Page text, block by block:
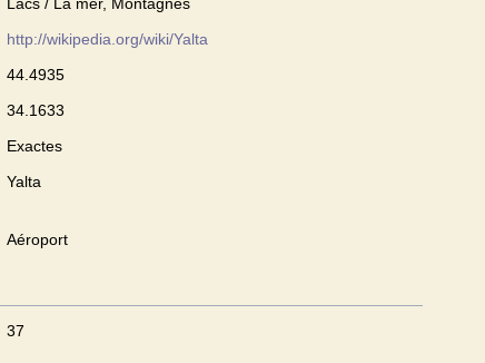
http://wikipedia.org/wiki/Yalta
44.4935
34.1633
Exactes
Yalta
Aéroport
37